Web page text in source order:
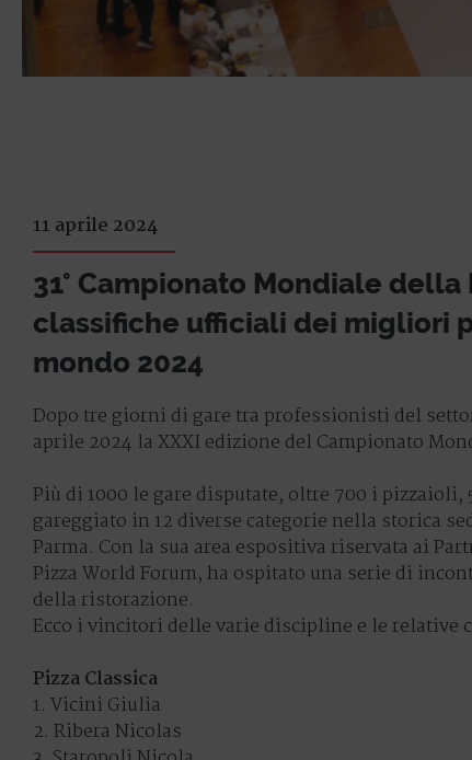
11 aprile 2024
31° Campionato Mondiale della
classifiche ufficiali dei migliori
mondo 2024
Dopo tre giorni di gare tra professionisti del
aprile 2024 la XXXI edizione del Campionato
Più di 1000 le gare disputate, oltre 700 i pizzaioli,
gareggiato in 12 diverse categorie nella storica
Parma. Con la sua area espositiva riservata ai
Pizza World Forum, ha ospitato una serie di
della ristorazione.
Ecco i vincitori delle varie discipline e le relative
Pizza Classica
1. Vicini Giulia
2. Ribera Nicolas